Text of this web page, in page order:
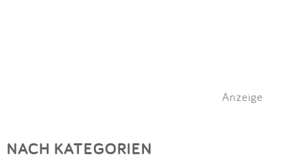
Anzeige
NACH KATEGORIEN